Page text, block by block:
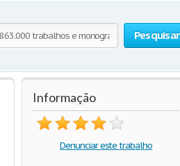
Pesquisar
Informação
Denunciar este trabalho